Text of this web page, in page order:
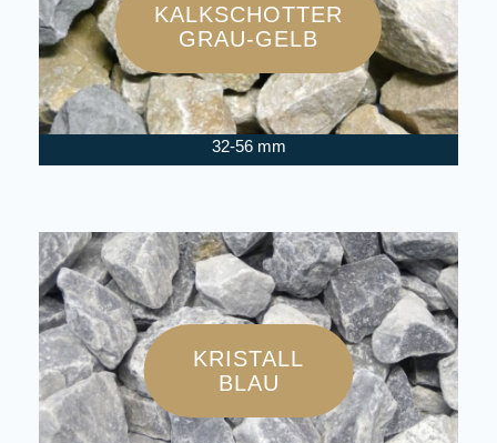
KALKSCHOTTER
GRAU-GELB
32-56 mm
KRISTALL
BLAU